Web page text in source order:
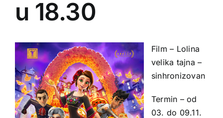
u 18.30
Film – Lolina
velika tajna –
sinhronizovan
Termin – od
03. do 09.11.